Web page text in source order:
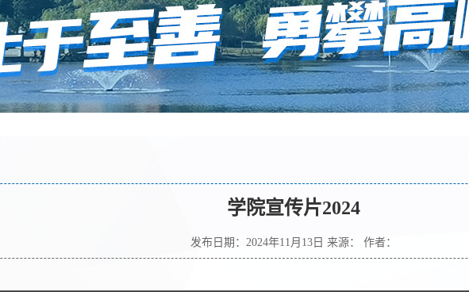
学院宣传片2024
发布日期：2024年11月13日 来源： 作者：